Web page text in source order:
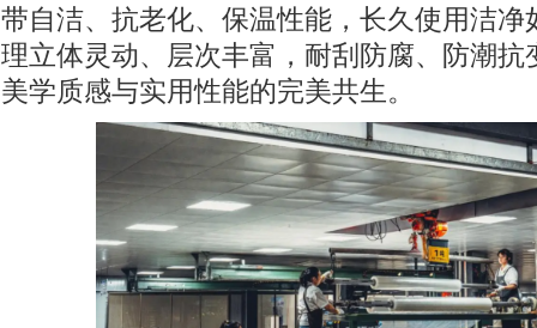
带自洁、抗老化、保温性能，长久使用洁净
理立体灵动、层次丰富，耐刮防腐、防潮抗
美学质感与实用性能的完美共生。